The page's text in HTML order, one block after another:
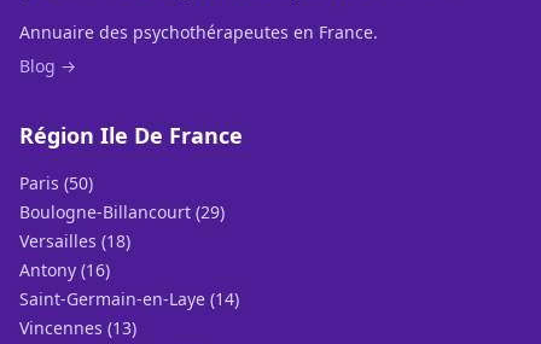
Annuaire des psychothérapeutes en France.
Blog →
Région Ile De France
Paris (50)
Boulogne-Billancourt (29)
Versailles (18)
Antony (16)
Saint-Germain-en-Laye (14)
Vincennes (13)